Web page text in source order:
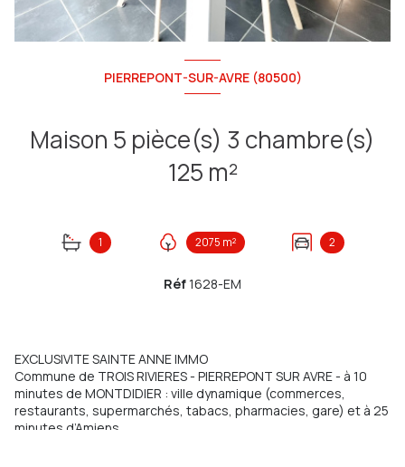
PIERREPONT-SUR-AVRE (80500)
Maison 5 pièce(s) 3 chambre(s)
125 m²
1 2075 m² 2
Réf1628-EM
EXCLUSIVITE SAINTE ANNE IMMO
Commune de TROIS RIVIERES - PIERREPONT SUR AVRE - à 10
minutes de MONTDIDIER : ville dynamique (commerces,
restaurants, supermarchés, tabacs, pharmacies, gare) et à 25
minutes d’Amiens